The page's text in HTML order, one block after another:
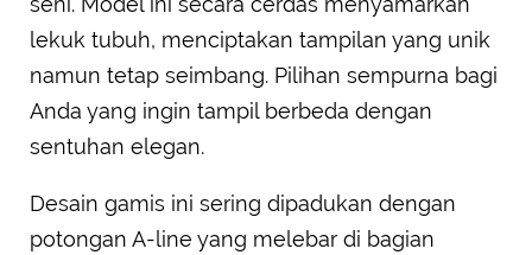
lekuk tubuh, menciptakan tampilan yang unik
namun tetap seimbang. Pilihan sempurna bagi
Anda yang ingin tampil berbeda dengan
sentuhan elegan.
Desain gamis ini sering dipadukan dengan
potongan A-line yang melebar di bagian